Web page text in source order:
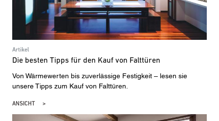
Artikel
Die besten Tipps für den Kauf von Falttüren
Von Wärmewerten bis zuverlässige Festigkeit – lesen sie
unsere Tipps zum Kauf von Falttüren.
ANSICHT